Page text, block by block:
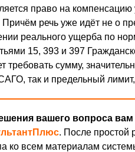
право на
Причём речь уже идёт не о
реального ущерба по
15, 393 и 397
требовать сумму,
так и предельный
вашего вопроса
. После простой
ко всем материалам